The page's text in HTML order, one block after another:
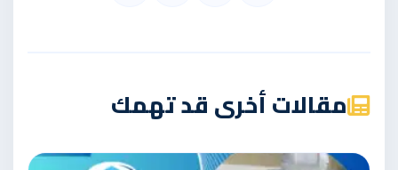
مقالات أخرى قد تهمك